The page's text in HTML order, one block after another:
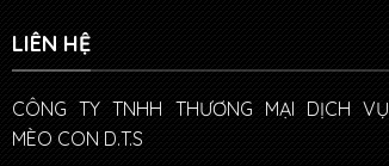
LIÊN HỆ
CÔNG TY TNHH THƯƠNG MẠI DỊCH VỤ
MÈO CON D.T.S